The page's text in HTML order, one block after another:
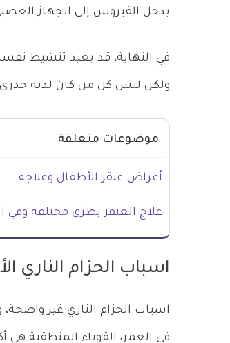
يدخل الفيروس إلى الجهاز
في النهاية، قد يعيد تنشيط
ولكن ليس كل من كان لديه جدري
موضوعات متعلقة
أعراض عنقز الأطفال وعلاجه
علاج العنقز بطرق مختلفة وفي
اسباب الحزام الناري
اسباب الحزام الناري غير
في العمر، القوباء المنطقية